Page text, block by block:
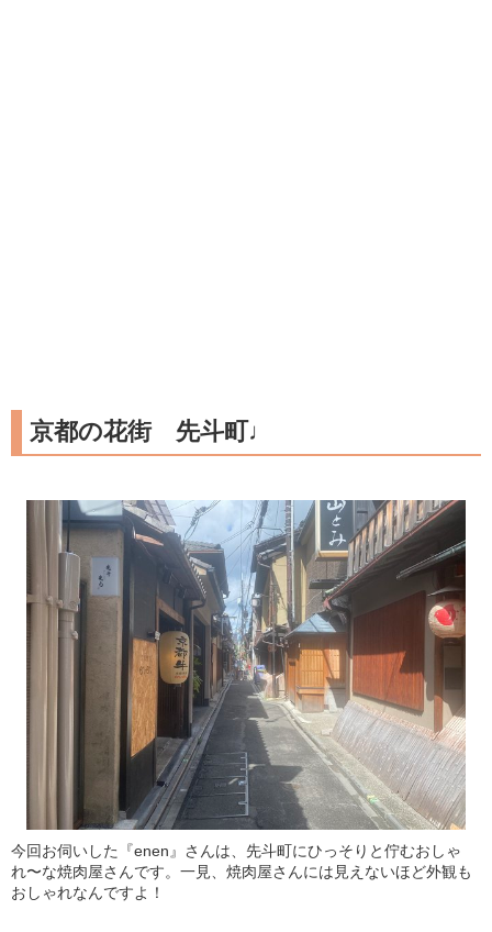
京都の花街 先斗町♩
今回お伺いした『enen』さんは、先斗町にひっそりと佇むおしゃ
れ〜な焼肉屋さんです。一見、焼肉屋さんには見えないほど外観も
おしゃれなんですよ！